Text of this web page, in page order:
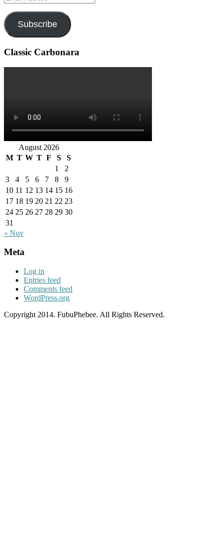
Address
Subscribe
Classic Carbonara
August 2026
M T W T F S
S
1
2
3
4 5 6 7 8
9
10 11 12 13 14 15 16
17 18 19 20 21 22 23
24 25 26 27 28 29 30
31
« Nov
Meta
Log in
Entries feed
Comments feed
WordPress.org
Copyright 2014. FubuPhebee. All Rights Reserved.